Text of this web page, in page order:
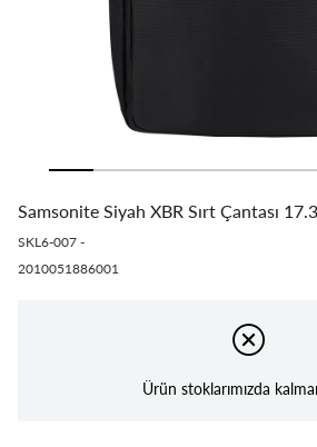
Samsonite Siyah XBR Sırt Çantası
SKL6-007 -
2010051886001
Ürün stoklarımızda